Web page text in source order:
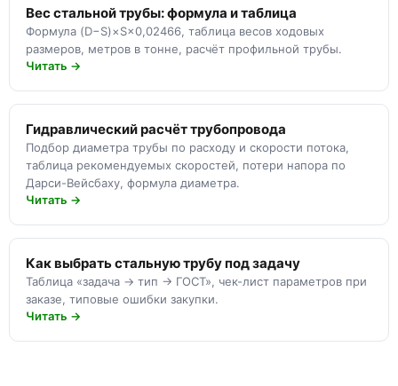
Вес стальной трубы: формула и таблица
Формула (D−S)×S×0,02466, таблица весов ходовых
размеров, метров в тонне, расчёт профильной трубы.
Читать →
Гидравлический расчёт трубопровода
Подбор диаметра трубы по расходу и скорости потока,
таблица рекомендуемых скоростей, потери напора по
Дарси-Вейсбаху, формула диаметра.
Читать →
Как выбрать стальную трубу под задачу
Таблица «задача → тип → ГОСТ», чек-лист параметров при
заказе, типовые ошибки закупки.
Читать →